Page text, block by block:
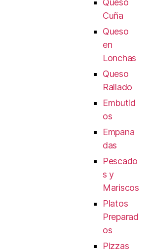
Queso
Cuña
Queso
en
Lonchas
Queso
Rallado
Embutid
os
Empana
das
Pescado
s y
Mariscos
Platos
Preparad
os
Pizzas